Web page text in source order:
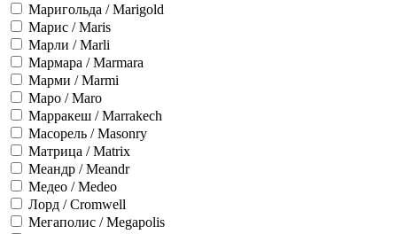
Маригольда / Marigold
Марис / Maris
Марли / Marli
Мармара / Marmara
Марми / Marmi
Маро / Maro
Марракеш / Marrakech
Масорель / Masonry
Матрица / Matrix
Меандр / Meandr
Медео / Medeo
Лорд / Cromwell
Мегаполис / Megapolis